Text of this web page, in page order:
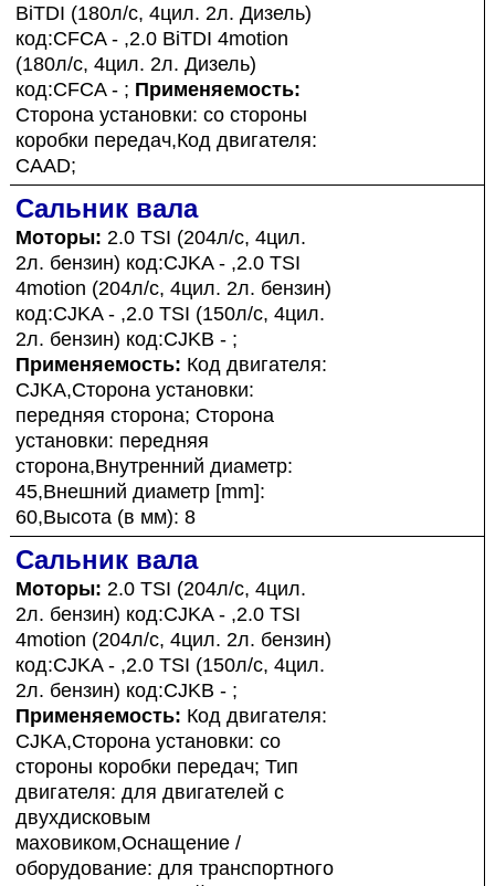
BiTDI (180л/с, 4цил. 2л. Дизель)
код:CFCA - ,2.0 BiTDI 4motion
(180л/с, 4цил. 2л. Дизель)
код:CFCA - ; Применяемость:
Сторона установки: со стороны
коробки передач,Код двигателя:
CAAD;
Сальник вала
Моторы: 2.0 TSI (204л/с, 4цил.
2л. бензин) код:CJKA - ,2.0 TSI
4motion (204л/с, 4цил. 2л. бензин)
код:CJKA - ,2.0 TSI (150л/с, 4цил.
2л. бензин) код:CJKB - ;
Применяемость: Код двигателя:
CJKA,Сторона установки:
передняя сторона; Сторона
установки: передняя
сторона,Внутренний диаметр:
45,Внешний диаметр [mm]:
60,Высота (в мм): 8
Сальник вала
Моторы: 2.0 TSI (204л/с, 4цил.
2л. бензин) код:CJKA - ,2.0 TSI
4motion (204л/с, 4цил. 2л. бензин)
код:CJKA - ,2.0 TSI (150л/с, 4цил.
2л. бензин) код:CJKB - ;
Применяемость: Код двигателя:
CJKA,Сторона установки: со
стороны коробки передач; Тип
двигателя: для двигателей с
двухдисковым
маховиком,Оснащение /
оборудование: для транспортного